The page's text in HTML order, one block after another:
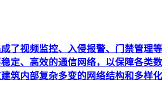
了视频监控、入侵报警、门禁管理
定、高效的通信网络，以保障各类
筑内部复杂多变的网络结构和多样